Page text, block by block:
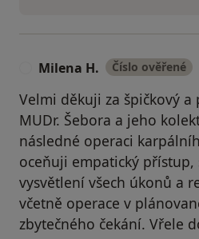
Milena H. Číslo ověřené
Velmi děkuji za špičkový
MUDr. Šebora a jeho
následné operaci
oceňuji empatický
vysvětlení všech úkonů a
včetně operace v
zbytečného čekání. Vřele